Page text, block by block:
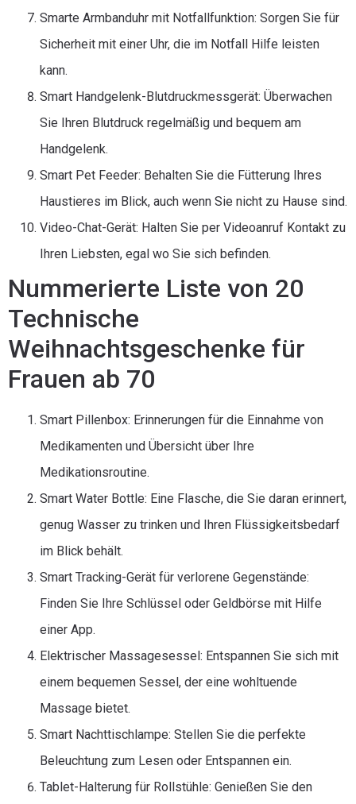
Smarte Armbanduhr mit Notfallfunktion: Sorgen Sie für
Sicherheit mit einer Uhr, die im Notfall Hilfe leisten
kann.
Smart Handgelenk-Blutdruckmessgerät: Überwachen
Sie Ihren Blutdruck regelmäßig und bequem am
Handgelenk.
Smart Pet Feeder: Behalten Sie die Fütterung Ihres
Haustieres im Blick, auch wenn Sie nicht zu Hause sind.
Video-Chat-Gerät: Halten Sie per Videoanruf Kontakt zu
Ihren Liebsten, egal wo Sie sich befinden.
Nummerierte Liste von 20
Technische
Weihnachtsgeschenke für
Frauen ab 70
Smart Pillenbox: Erinnerungen für die Einnahme von
Medikamenten und Übersicht über Ihre
Medikationsroutine.
Smart Water Bottle: Eine Flasche, die Sie daran erinnert,
genug Wasser zu trinken und Ihren Flüssigkeitsbedarf
im Blick behält.
Smart Tracking-Gerät für verlorene Gegenstände:
Finden Sie Ihre Schlüssel oder Geldbörse mit Hilfe
einer App.
Elektrischer Massagesessel: Entspannen Sie sich mit
einem bequemen Sessel, der eine wohltuende
Massage bietet.
Smart Nachttischlampe: Stellen Sie die perfekte
Beleuchtung zum Lesen oder Entspannen ein.
Tablet-Halterung für Rollstühle: Genießen Sie den